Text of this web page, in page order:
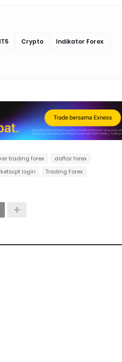
Crypto Indikator Forex
trading forex
daftar forex
login
Trading Forex